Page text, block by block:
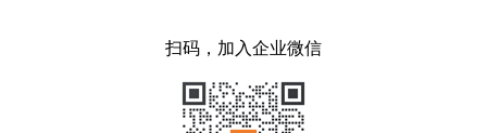
扫码，加入企业微信